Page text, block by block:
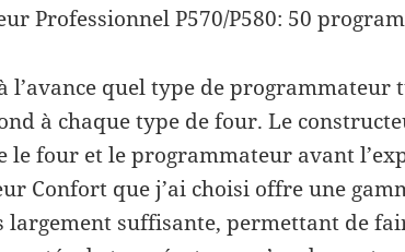
Professionnel P570/P580: 50
l’avance quel type de
à chaque type de four. Le
le four et le programmateur avant
Confort que j’ai choisi offre une
largement suffisante, permettant de